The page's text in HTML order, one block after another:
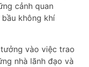
cảnh quan
không khí
vào việc trao
nhà lãnh đạo và